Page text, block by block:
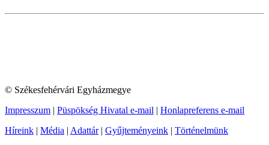
© Székesfehérvári Egyházmegye
Impresszum | Püspökség Hivatal e-mail | Honlapreferens e-mail
Híreink | Média | Adattár| Gyűjteményeink | Történelmünk